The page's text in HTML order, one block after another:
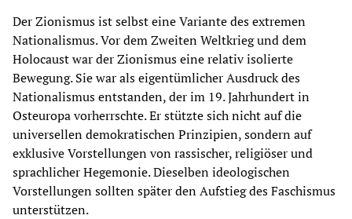
Der Zionismus ist selbst eine Variante des extremen
Nationalismus. Vor dem Zweiten Weltkrieg und dem
Holocaust war der Zionismus eine relativ isolierte
Bewegung. Sie war als eigentümlicher Ausdruck des
Nationalismus entstanden, der im 19. Jahrhundert in
Osteuropa vorherrschte. Er stützte sich nicht auf die
universellen demokratischen Prinzipien, sondern auf
exklusive Vorstellungen von rassischer, religiöser und
sprachlicher Hegemonie. Dieselben ideologischen
Vorstellungen sollten später den Aufstieg des Faschismus
unterstützen.